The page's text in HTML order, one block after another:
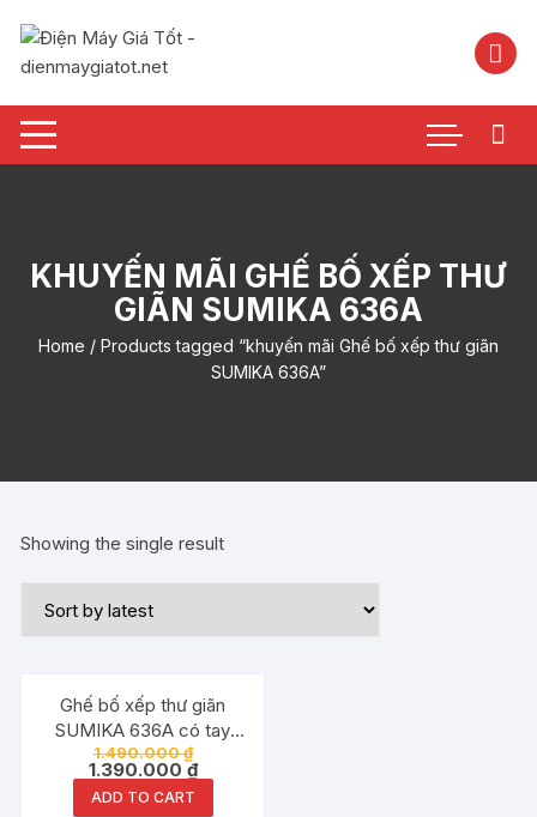
nội
KHUYẾN MÃI GHẾ BỐ XẾP THƯ
GIÃN SUMIKA 636A
Home / Products tagged “khuyến mãi Ghế bố xếp thư giãn
SUMIKA 636A”
Showing the single result
Đang ưu đãi!
Ghế bố xếp thư giãn
SUMIKA 636A có tay
mát xa
1.490.000₫
1.390.000₫
ADD TO CART